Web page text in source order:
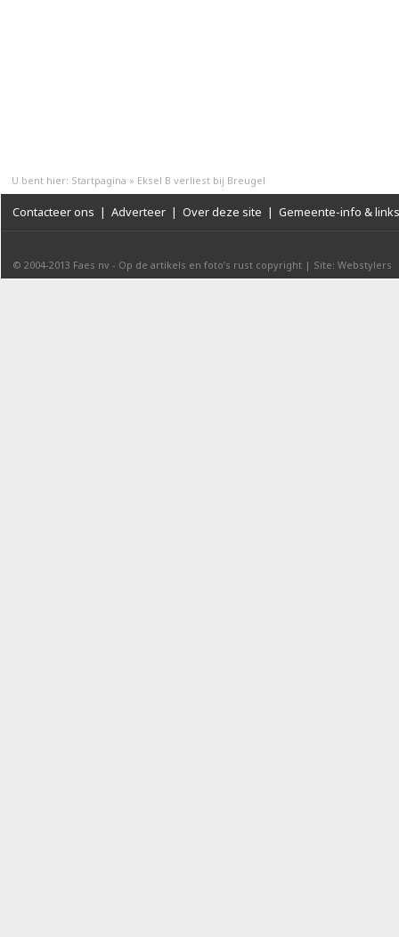
U bent hier: Startpagina » Eksel B verliest bij Breugel
Contacteer ons | Adverteer | Over deze site | Gemeente-info & links
© 2004-2013 Faes nv - Op de artikels en foto’s rust copyright | Site: Webstylers